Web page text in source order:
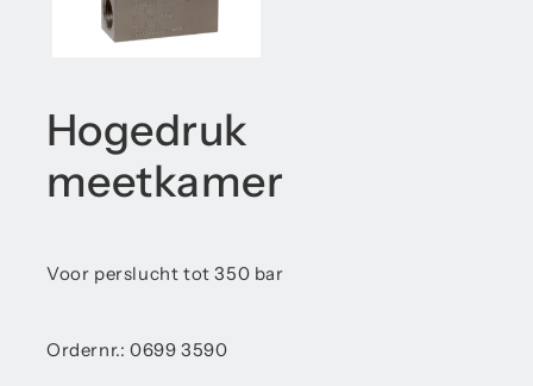
Hogedruk
meetkamer
Voor perslucht tot 350 bar
Ordernr.: 0699 3590